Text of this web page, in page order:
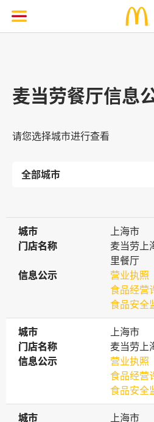
麦当劳餐厅信息
请您选择城市进行查看
城市
城市
上海市
门店名称
门店名称
麦当劳上
里餐厅
信息公示
信息公示
营业执照
食品经营
食品安全
城市
城市
上海市
门店名称
门店名称
麦当劳上
信息公示
信息公示
营业执照
食品经营
食品安全
城市
城市
上海市